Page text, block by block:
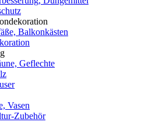
Balkonkästen
Geflechte
Vasen
Zubehör